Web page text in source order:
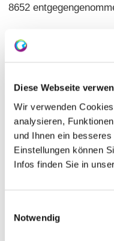
Diese Webseite
Wir verwenden
analysieren,
und Ihnen ein
Einstellungen können
Infos finden Sie in
Notwendig
8652
Warme Küche: Fr
22:00
Offene
Sitzplätze: innen 58 |